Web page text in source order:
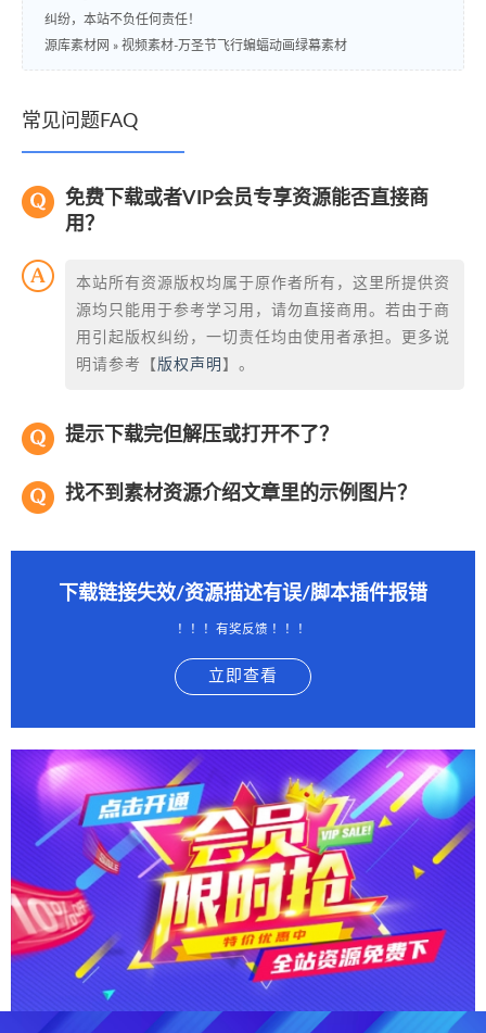
纠纷，本站不负任何责任！
源库素材网 » 视频素材-万圣节飞行蝙蝠动画绿幕素材
常见问题FAQ
免费下载或者VIP会员专享资源能否直接商
用？
本站所有资源版权均属于原作者所有，这里所提供资
源均只能用于参考学习用，请勿直接商用。若由于商
用引起版权纠纷，一切责任均由使用者承担。更多说
明请参考【 版权声明 】。
提示下载完但解压或打开不了？
找不到素材资源介绍文章里的示例图片？
下载链接失效/资源描述有误/脚本插件报错
！！！有奖反馈 ！！！
立即查看